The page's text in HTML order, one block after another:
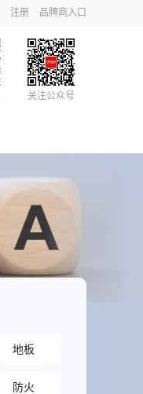
注册 品牌商入口
关注公众号
地板
防火